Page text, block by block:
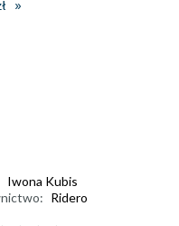
Iwona Kubis
Ridero